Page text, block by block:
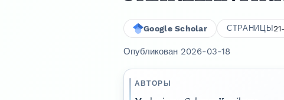
Google Scholar СТРАНИЦЫ
Опубликован 2026-03-18
АВТОРЫ